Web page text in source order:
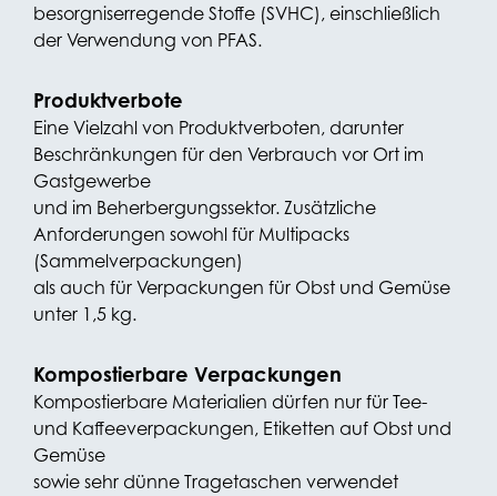
besorgniserregende Stoffe (SVHC), einschließlich
der Verwendung von PFAS.
Produktverbote
Eine Vielzahl von Produktverboten, darunter
Beschränkungen für den Verbrauch vor Ort im
Gastgewerbe
und im Beherbergungssektor. Zusätzliche
Anforderungen sowohl für Multipacks
(Sammelverpackungen)
als auch für Verpackungen für Obst und Gemüse
unter 1,5 kg.
Kompostierbare Verpackungen
Kompostierbare Materialien dürfen nur für Tee-
und Kaffeeverpackungen, Etiketten auf Obst und
Gemüse
sowie sehr dünne Tragetaschen verwendet